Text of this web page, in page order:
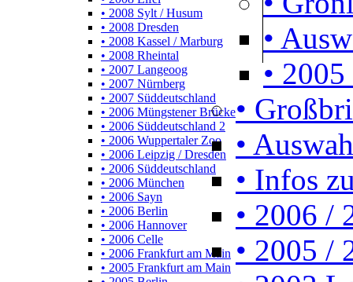
• 2008 Sylt / Husum
• 2008 Dresden
• 2008 Kassel / Marburg
• 2008 Rheintal
• 2007 Langeoog
• 2007 Nürnberg
• 2007 Süddeutschland
• 2006 Müngstener Brücke
• 2006 Süddeutschland 2
• 2006 Wuppertaler Zoo
• 2006 Leipzig / Dresden
• 2006 Süddeutschland
• 2006 München
• 2006 Sayn
• 2006 Berlin
• 2006 Hannover
• 2006 Celle
• 2006 Frankfurt am Main
• 2005 Frankfurt am Main
•
•
•
•
• Infos
• 2006 /
• 2005 /